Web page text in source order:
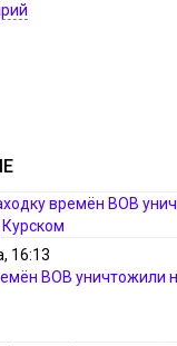
16:13
ВОВ уничтожили